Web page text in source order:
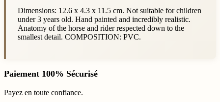
Dimensions: 12.6 x 4.3 x 11.5 cm. Not suitable for children
under 3 years old. Hand painted and incredibly realistic.
Anatomy of the horse and rider respected down to the
smallest detail. COMPOSITION: PVC.
Paiement 100% Sécurisé
Payez en toute confiance.